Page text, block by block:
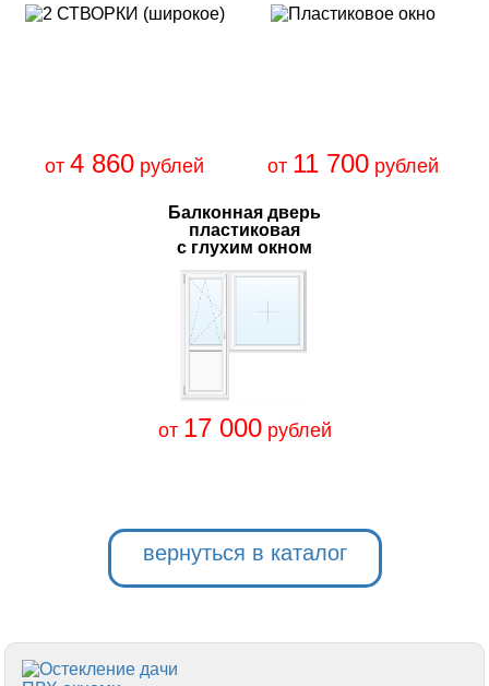
от 4 860 рублей от 11 700рублей
Балконная дверь
пластиковая
с глухим окном
от 17 000рублей
вернуться в каталог